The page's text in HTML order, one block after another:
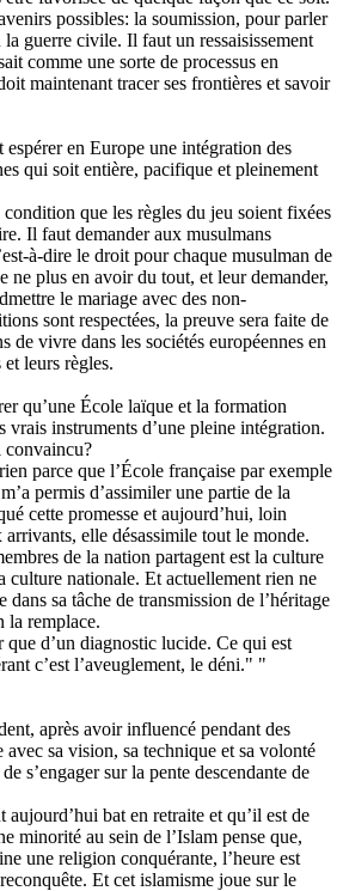
possibles: la soumission, pour parler
guerre civile. Il faut un ressaisissement
comme une sorte de processus en
maintenant tracer ses frontières et savoir
espérer en Europe une intégration des
qui soit entière, pacifique et pleinement
condition que les règles du jeu soient fixées
Il faut demander aux musulmans
à-dire le droit pour chaque musulman de
ne plus en avoir du tout, et leur demander,
le mariage avec des non-
sont respectées, la preuve sera faite de
de vivre dans les sociétés européennes en
leurs règles.
qu’une École laïque et la formation
vrais instruments d’une pleine intégration.
convaincu?
parce que l’École française par exemple
permis d’assimiler une partie de la
cette promesse et aujourd’hui, loin
arrivants, elle désassimile tout le monde.
de la nation partagent est la culture
culture nationale. Et actuellement rien ne
dans sa tâche de transmission de l’héritage
la remplace.
d’un diagnostic lucide. Ce qui est
c’est l’aveuglement, le déni." "
après avoir influencé pendant des
avec sa vision, sa technique et sa volonté
s’engager sur la pente descendante de
bat en retraite et qu’il est de
minorité au sein de l’Islam pense que,
une religion conquérante, l’heure est
Et cet islamisme joue sur le